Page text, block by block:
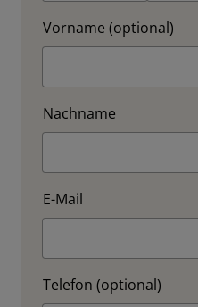
Vorname (optional)
Nachname
E-Mail
Telefon (optional)